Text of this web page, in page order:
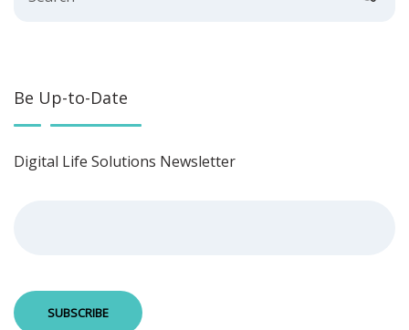
Be Up-to-Date
Digital Life Solutions Newsletter